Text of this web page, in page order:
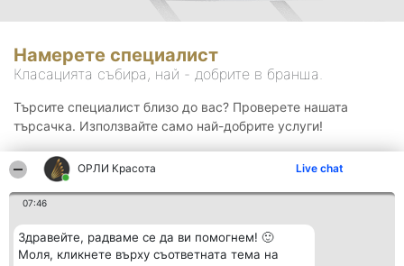
ОРЛИ Красота Live chat
07:46
Здравейте, радваме се да ви помогнем! 🙂
Моля, кликнете върху съответната тема на
Намерете специалист
Класацията събира, най - добрите в бранша.
Търсите специалист близо до вас? Проверете нашата
търсачка. Използвайте само най-добрите услуги!